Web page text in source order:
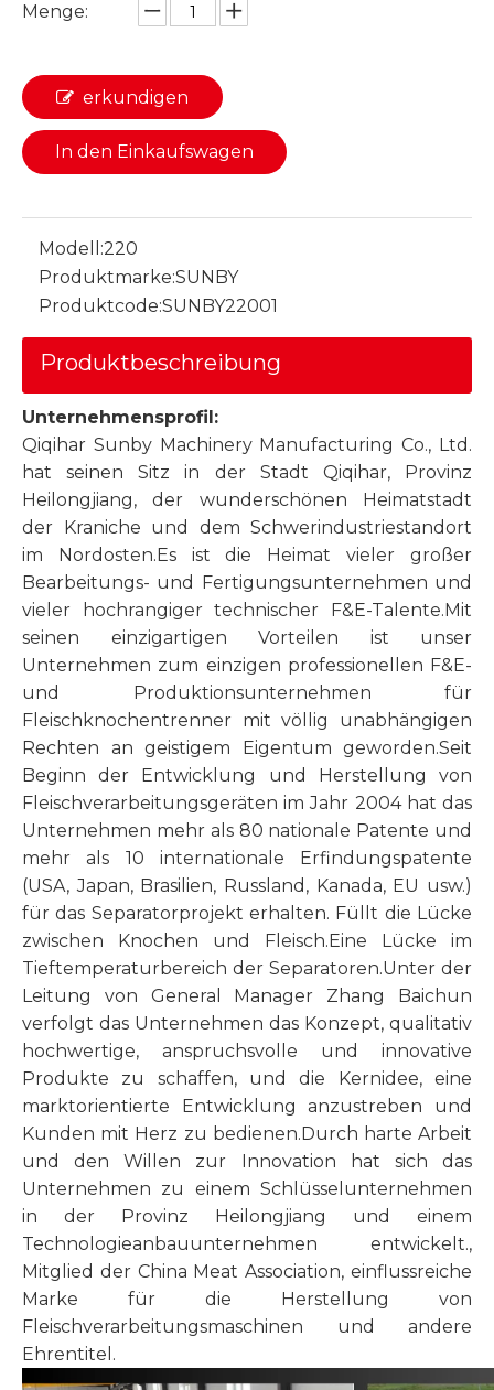
Menge:
erkundigen
In den Einkaufswagen
Modell:220
Produktmarke:SUNBY
Produktcode:SUNBY22001
Produktbeschreibung
Unternehmensprofil:
Qiqihar Sunby Machinery Manufacturing Co., Ltd.
hat seinen Sitz in der Stadt Qiqihar, Provinz
Heilongjiang, der wunderschönen Heimatstadt
der Kraniche und dem Schwerindustriestandort
im Nordosten.Es ist die Heimat vieler großer
Bearbeitungs- und Fertigungsunternehmen und
vieler hochrangiger technischer F&E-Talente.Mit
seinen einzigartigen Vorteilen ist unser
Unternehmen zum einzigen professionellen F&E-
und Produktionsunternehmen für
Fleischknochentrenner mit völlig unabhängigen
Rechten an geistigem Eigentum geworden.Seit
Beginn der Entwicklung und Herstellung von
Fleischverarbeitungsgeräten im Jahr 2004 hat das
Unternehmen mehr als 80 nationale Patente und
mehr als 10 internationale Erfindungspatente
(USA, Japan, Brasilien, Russland, Kanada, EU usw.)
für das Separatorprojekt erhalten. Füllt die Lücke
zwischen Knochen und Fleisch.Eine Lücke im
Tieftemperaturbereich der Separatoren.Unter der
Leitung von General Manager Zhang Baichun
verfolgt das Unternehmen das Konzept, qualitativ
hochwertige, anspruchsvolle und innovative
Produkte zu schaffen, und die Kernidee, eine
marktorientierte Entwicklung anzustreben und
Kunden mit Herz zu bedienen.Durch harte Arbeit
und den Willen zur Innovation hat sich das
Unternehmen zu einem Schlüsselunternehmen
in der Provinz Heilongjiang und einem
Technologieanbauunternehmen entwickelt.,
Mitglied der China Meat Association, einflussreiche
Marke für die Herstellung von
Fleischverarbeitungsmaschinen und andere
Ehrentitel.